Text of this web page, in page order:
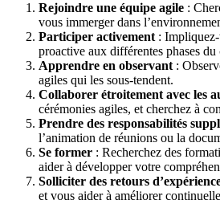
Rejoindre une équipe agile :
vous immerger dans
Participer activement :
proactive aux différentes phases
Apprendre en observant :
agiles qui les sous-tendent.
Collaborer étroitement avec les
cérémonies agiles, et cherchez à
Prendre des responsabilités
l’animation de réunions ou la
Se former : Recherchez des
aider à développer votre
Solliciter des retours
et vous aider à améliorer